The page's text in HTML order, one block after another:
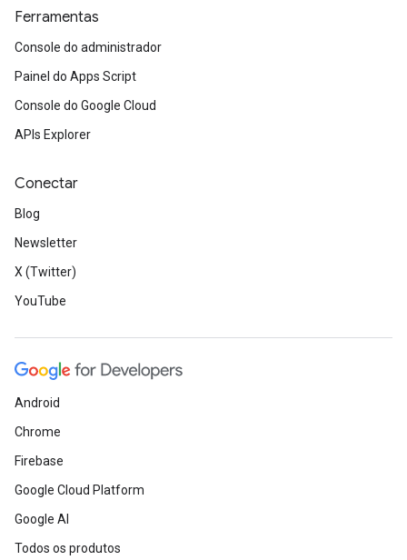
Ferramentas
Console do administrador
Painel do Apps Script
Console do Google Cloud
APIs Explorer
Conectar
Blog
Newsletter
X (Twitter)
YouTube
Android
Chrome
Firebase
Google Cloud Platform
Google AI
Todos os produtos